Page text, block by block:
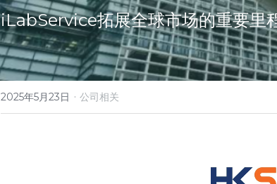
iLabService拓展全球市场的重要里
2025年5月23日 · 公司相关